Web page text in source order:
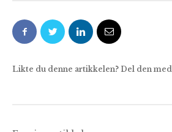
Likte du denne artikkelen? Del den